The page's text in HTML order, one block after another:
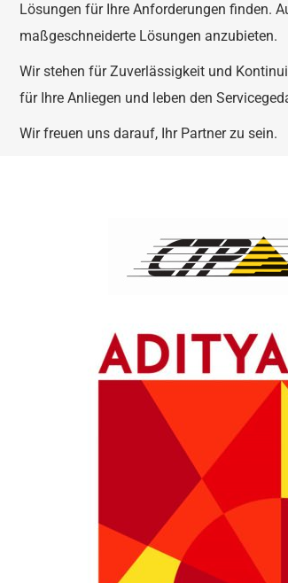
Lösungen für Ihre Anforderungen finden.
maßgeschneiderte Lösungen anzubieten.
Wir stehen für Zuverlässigkeit und
für Ihre Anliegen und leben den
Wir freuen uns darauf, Ihr Partner zu sein.